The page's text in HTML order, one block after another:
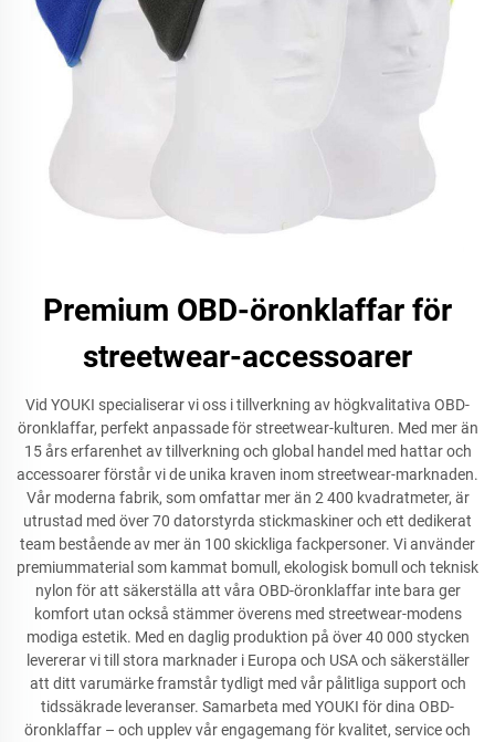
Premium OBD-öronklaffar för
streetwear-accessoarer
Vid YOUKI specialiserar vi oss i tillverkning av högkvalitativa OBD-
öronklaffar, perfekt anpassade för streetwear-kulturen. Med mer än
15 års erfarenhet av tillverkning och global handel med hattar och
accessoarer förstår vi de unika kraven inom streetwear-marknaden.
Vår moderna fabrik, som omfattar mer än 2 400 kvadratmeter, är
utrustad med över 70 datorstyrda stickmaskiner och ett dedikerat
team bestående av mer än 100 skickliga fackpersoner. Vi använder
premiummaterial som kammat bomull, ekologisk bomull och teknisk
nylon för att säkerställa att våra OBD-öronklaffar inte bara ger
komfort utan också stämmer överens med streetwear-modens
modiga estetik. Med en daglig produktion på över 40 000 stycken
levererar vi till stora marknader i Europa och USA och säkerställer
att ditt varumärke framstår tydligt med vår pålitliga support och
tidssäkrade leveranser. Samarbeta med YOUKI för dina OBD-
öronklaffar – och upplev vår engagemang för kvalitet, service och